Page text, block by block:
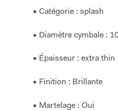
• Catégorie : splash
• Diamètre cymbale :
• Épaisseur : extra thin
• Finition : Brillante
• Martelage : Oui